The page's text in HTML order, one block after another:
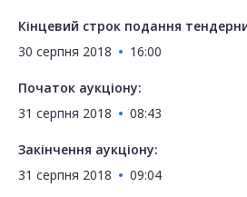
Кінцевий строк подання
30 серпня 2018
16:00
Початок аукціону:
31 серпня 2018
08:43
Закінчення аукціону:
31 серпня 2018
09:04